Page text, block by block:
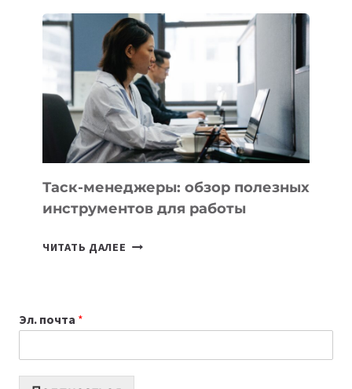
БИЗНЕСА:
КАКИЕ
3
ЗАДАЧИ
ЕМУ
МОЖНО
ПОРУЧИТЬ
УЖЕ
СЕГОДНЯ
Таск-менеджеры: обзор полезных
инструментов для работы
ЧИТАТЬ ДАЛЕЕ ТАСК-
РАБОТЫ
Эл. почта *